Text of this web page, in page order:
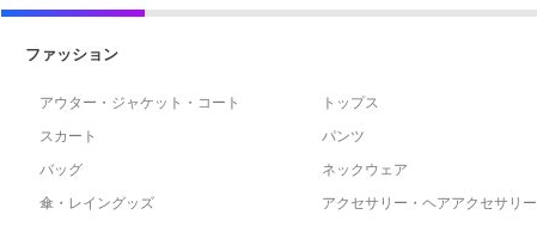
ファッション
アウター・ジャケット・コート トップス
スカート
パンツ
バッグ
ネックウェア
傘・レイングッズ
アクセサリー・ヘアアクセサリー